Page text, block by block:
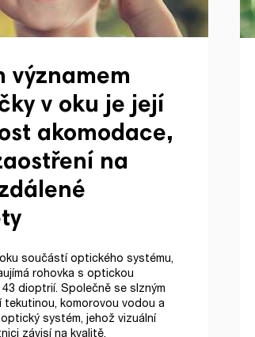
významem
v oku je její
akomodace,
na
součástí optického systému,
rohovka s optickou
dioptrií. Společně se slzným
tekutinou, komorovou vodou a
systém, jehož vizuální
závisí na kvalitě,